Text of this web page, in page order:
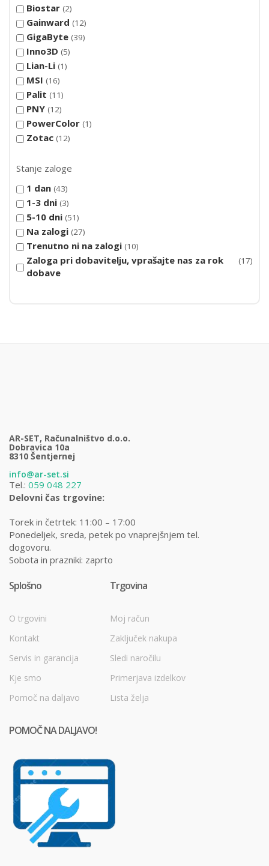
Biostar 2
Gainward 12
GigaByte 39
Inno3D 5
Lian-Li 1
MSI 16
Palit 11
PNY 12
PowerColor 1
Zotac 12
Stanje zaloge
1 dan 43
1-3 dni 3
5-10 dni 51
Na zalogi 27
Trenutno ni na zalogi 10
Zaloga pri dobavitelju, vprašajte nas za rok
dobave
17
AR-SET, Računalništvo d.o.o.
Dobravica 10a
8310 Šentjernej
info@ar-set.si
Tel.: 059 048 227
Delovni čas trgovine:
Torek in četrtek: 11:00 – 17:00
Ponedeljek, sreda, petek po vnaprejšnjem tel.
dogovoru.
Sobota in prazniki: zaprto
Splošno
O trgovini
Kontakt
Servis in garancija
Kje smo
Pomoč na daljavo
Trgovina
Moj račun
Zaključek nakupa
Sledi naročilu
Primerjava izdelkov
Lista želja
POMOČ NA DALJAVO!